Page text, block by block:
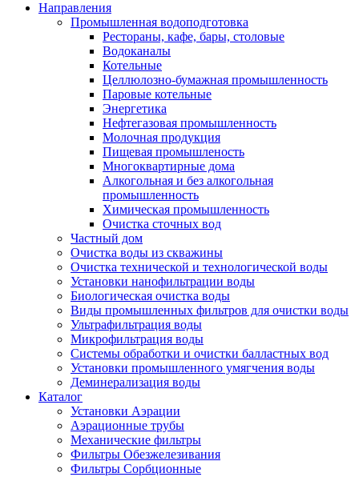
Направления
Промышленная водоподготовка
Рестораны, кафе, бары, столовые
Водоканалы
Котельные
Целлюлозно-бумажная промышленность
Паровые котельные
Энергетика
Нефтегазовая промышленность
Молочная продукция
Пищевая промышленость
Многоквартирные дома
Алкогольная и без алкогольная
промышленность
Химическая промышленность
Очистка сточных вод
Частный дом
Очистка воды из скважины
Очистка технической и технологической воды
Установки нанофильтрации воды
Биологическая очистка воды
Виды промышленных фильтров для очистки воды
Ультрафильтрация воды
Микрофильтрация воды
Системы обработки и очистки балластных вод
Установки промышленного умягчения воды
Деминерализация воды
Каталог
Установки Аэрации
Аэрационные трубы
Механические фильтры
Фильтры Обезжелезивания
Фильтры Сорбционные